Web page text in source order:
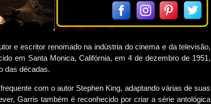
e escritor renomado na indústria do cinema e da televisão,
em Santa Monica, Califórnia, em 4 de dezembro de 1951,
das décadas.
com o autor Stephen King, adaptando várias de suas
Garris também é reconhecido por criar a série antológica